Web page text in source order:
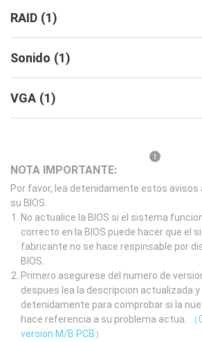
RAID (1)
Sonido (1)
VGA (1)
NOTA IMPORTANTE:
Por favor, lea detenidamente estos
su BIOS.
No actualice la BIOS si el sistema
correcto en la BIOS puede hacer que el
fabricante no se hace respinsable por
BIOS.
Primero asegurese del numero de
despues lea la descripcion actualizada
detenidamente para comprobar si la
hace referencia a su problema actua.
version M/B PCB）